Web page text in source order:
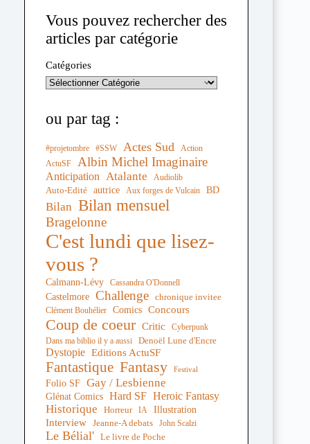
Vous pouvez rechercher des
articles par catégorie
Catégories
ou par tag :
#projetombre #SSW Actes Sud
Action
ActuSF
Albin Michel Imaginaire
Anticipation Atalante Audiolib
Auto-Edité autrice Aux forges de Vulcain BD
Bilan Bilan mensuel
Bragelonne
C'est lundi que lisez-
vous ?
Calmann-Lévy Cassandra O'Donnell
Castelmore Challenge chronique invitee
Clément Bouhélier Comics Concours
Coup de coeur Critic
Cyberpunk
Dans ma biblio il y a aussi
Denoël Lune d'Encre
Dystopie Editions ActuSF
Fantastique Fantasy Festival
Folio SF Gay / Lesbienne
Glénat Comics Hard SF Heroic Fantasy
Historique Horreur IA Illustration
Interview Jeanne-A debats John Scalzi
Le Bélial' Le livre de Poche